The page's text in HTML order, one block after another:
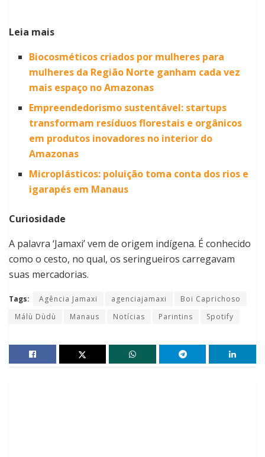
Leia mais
Biocosméticos criados por mulheres para
mulheres da Região Norte ganham cada vez
mais espaço no Amazonas
Empreendedorismo sustentável: startups
transformam resíduos florestais e orgânicos
em produtos inovadores no interior do
Amazonas
Microplásticos: poluição toma conta dos rios e
igarapés em Manaus
Curiosidade
A palavra ‘Jamaxi’ vem de origem indígena. É conhecido
como o cesto, no qual, os seringueiros carregavam
suas mercadorias.
Tags: Agência Jamaxi agenciajamaxi
Boi Caprichoso
Málù Dùdù
Manaus Notícias Parintins Spotify